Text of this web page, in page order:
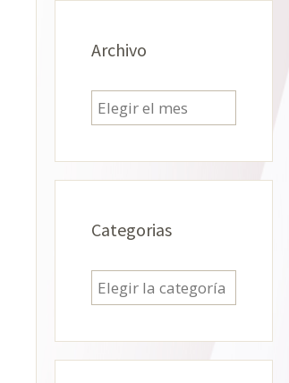
Archivo
Archivo
Categorias
Categorias